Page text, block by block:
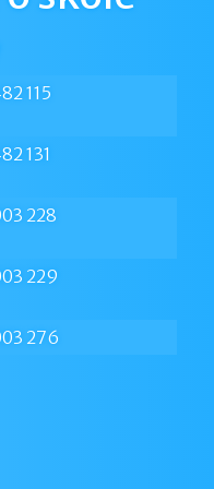
115
131
228
229
276